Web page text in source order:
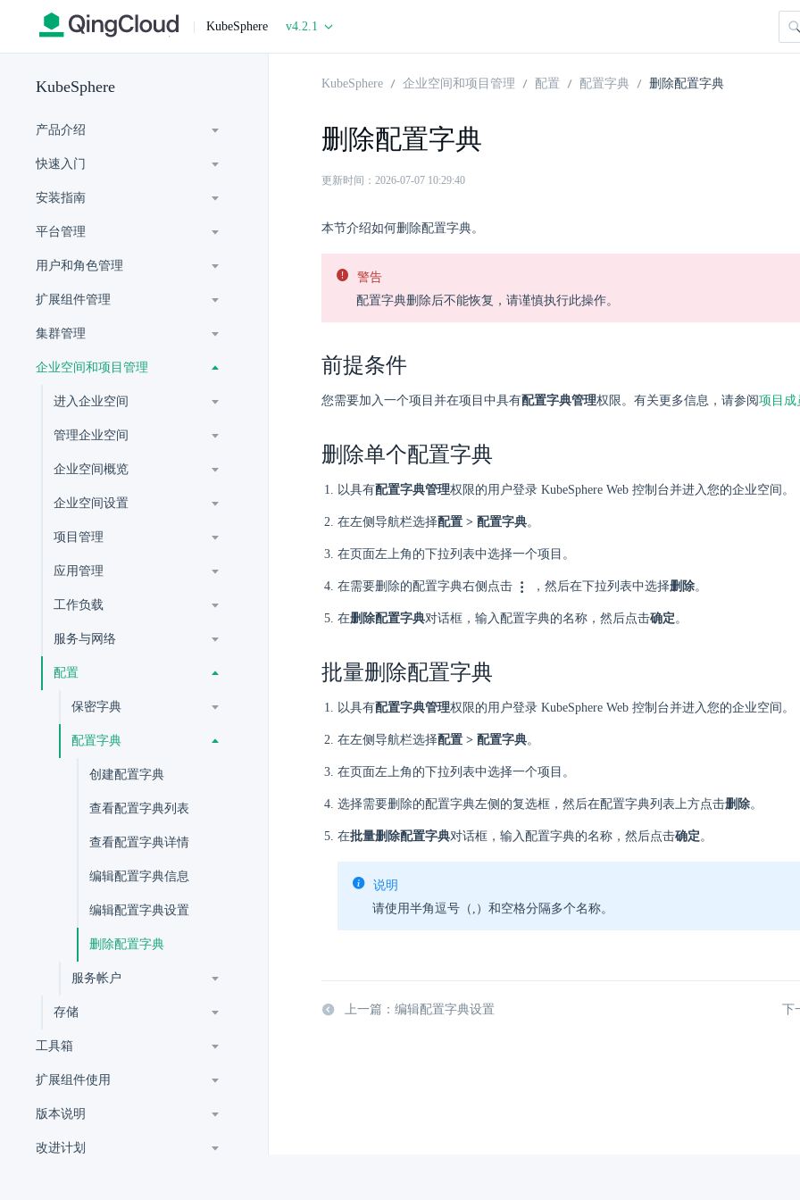
| KubeSphere v4.2.1
KubeSphere
产品介绍
快速入门
安装指南
平台管理
用户和角色管理
扩展组件管理
集群管理
企业空间和项目管理
进入企业空间
管理企业空间
企业空间概览
企业空间设置
项目管理
应用管理
工作负载
服务与网络
配置
保密字典
配置字典
创建配置字典
查看配置字典列表
查看配置字典详情
编辑配置字典信息
编辑配置字典设置
删除配置字典
服务帐户
存储
工具箱
扩展组件使用
版本说明
改进计划
KubeSphere 企业空间和项目管理 配置 配置字典 删除配置字典
删除配置字典
更新时间：2026-07-07 10:29:40
本节介绍如何删除配置字典。
警告
配置字典删除后不能恢复，请谨慎执行此操作。
前提条件
您需要加入一个项目并在项目中具有配置字典管理权限。有关更多信息，请参阅项目成
删除单个配置字典
以具有配置字典管理权限的用户登录 KubeSphere Web 控制台并进入您的企业空间。
在左侧导航栏选择配置 > 配置字典。
在页面左上角的下拉列表中选择一个项目。
在需要删除的配置字典右侧点击 ，然后在下拉列表中选择删除。
在删除配置字典对话框，输入配置字典的名称，然后点击确定。
批量删除配置字典
以具有配置字典管理权限的用户登录 KubeSphere Web 控制台并进入您的企业空间。
在左侧导航栏选择配置 > 配置字典。
在页面左上角的下拉列表中选择一个项目。
选择需要删除的配置字典左侧的复选框，然后在配置字典列表上方点击删除。
在批量删除配置字典对话框，输入配置字典的名称，然后点击确定。
说明
请使用半角逗号（,）和空格分隔多个名称。
上一篇：编辑配置字典设置 下